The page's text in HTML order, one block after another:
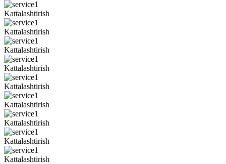
Kattalashtirish
Kattalashtirish
Kattalashtirish
Kattalashtirish
Kattalashtirish
Kattalashtirish
Kattalashtirish
Kattalashtirish
Kattalashtirish